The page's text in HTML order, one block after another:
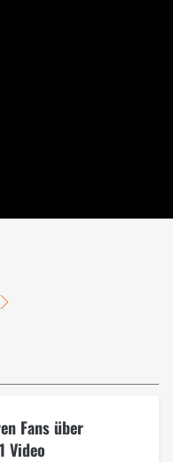
Fans über
Video